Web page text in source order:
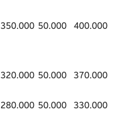
350.000 50.000 400.000
320.000 50.000 370.000
280.000 50.000 330.000